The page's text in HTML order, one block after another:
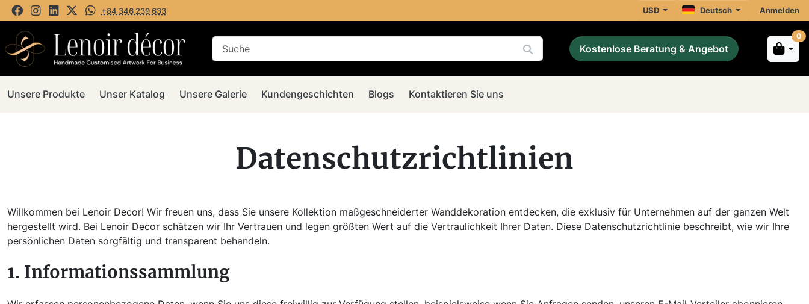
+84 346 239 633 USD Deutsch Anmelden
Kostenlose Beratung & Angebot
0
Unsere Produkte Unser Katalog Unsere Galerie Kundengeschichten Blogs Kontaktieren Sie uns
Datenschutzrichtlinien
Willkommen bei Lenoir Decor! Wir freuen uns, dass Sie unsere Kollektion maßgeschneiderter Wanddekoration entdecken, die exklusiv für Unternehmen auf der ganzen Welt
hergestellt wird. Bei Lenoir Decor schätzen wir Ihr Vertrauen und legen größten Wert auf die Vertraulichkeit Ihrer Daten. Diese Datenschutzrichtlinie beschreibt, wie wir Ihre
persönlichen Daten sorgfältig und transparent behandeln.
1. Informationssammlung